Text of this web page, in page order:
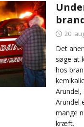
20.
Det
søge at
hos
Arundel
mange
kræft.